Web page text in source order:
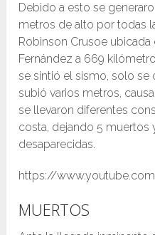
Debido a esto se
metros de alto por todas
Robinson Crusoe
Fernández a 669
se sintió el sismo, solo
subió varios metros,
se llevaron diferentes
costa, dejando 5 muertos
desaparecidas.
https://
MUERTOS